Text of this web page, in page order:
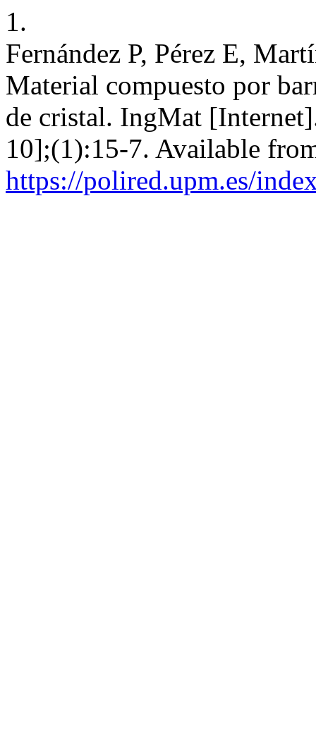
1.
Fernández P, Pérez E,
Material compuesto por
de cristal. IngMat
10];(1):15-7. Available
https://polired.upm.es/